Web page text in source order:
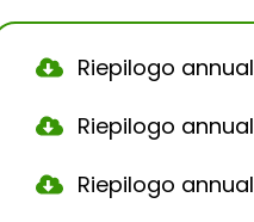
Riepilogo
Riepilogo
Riepilogo